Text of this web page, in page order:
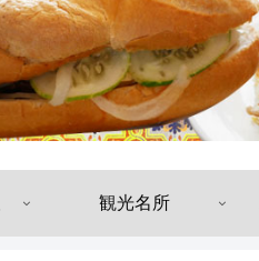
観光名所